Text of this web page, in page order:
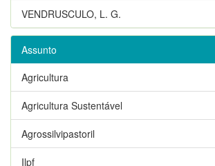
VENDRUSCULO, L. G.
Assunto
Agricultura
Agricultura Sustentável
Agrossilvipastoril
Ilpf